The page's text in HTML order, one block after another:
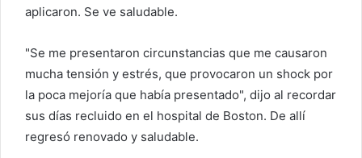
aplicaron. Se ve saludable.
"Se me presentaron circunstancias que me causaron
mucha tensión y estrés, que provocaron un shock por
la poca mejoría que había presentado", dijo al recordar
sus días recluido en el hospital de Boston. De allí
regresó renovado y saludable.